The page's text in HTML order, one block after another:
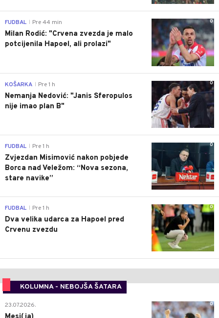
0
FUDBAL Pre 44 min
Milan Rodić: "Crvena zvezda je malo
potcijenila Hapoel, ali prolazi"
0
KOŠARKA Pre 1 h
Nemanja Nedović: "Janis Sferopulos
nije imao plan B"
0
FUDBAL Pre 1 h
Zvjezdan Misimović nakon pobjede
Borca nad Veležom: “Nova sezona,
stare navike”
0
FUDBAL Pre 1 h
Dva velika udarca za Hapoel pred
Crvenu zvezdu
KOLUMNA - NEBOJŠA ŠATARA
0
23.07.2026.